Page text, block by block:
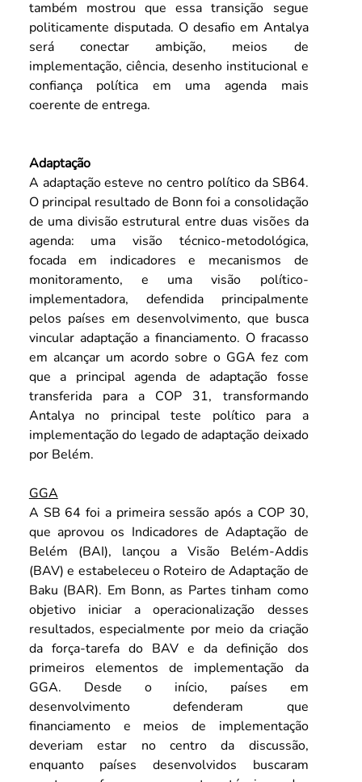
também mostrou que essa transição segue
politicamente disputada. O desafio em Antalya
será conectar ambição, meios de
implementação, ciência, desenho institucional e
confiança política em uma agenda mais
coerente de entrega.
Adaptação
A adaptação esteve no centro político da SB64.
O principal resultado de Bonn foi a consolidação
de uma divisão estrutural entre duas visões da
agenda: uma visão técnico-metodológica,
focada em indicadores e mecanismos de
monitoramento, e uma visão político-
implementadora, defendida principalmente
pelos países em desenvolvimento, que busca
vincular adaptação a financiamento. O fracasso
em alcançar um acordo sobre o GGA fez com
que a principal agenda de adaptação fosse
transferida para a COP 31, transformando
Antalya no principal teste político para a
implementação do legado de adaptação deixado
por Belém.
GGA
A SB 64 foi a primeira sessão após a COP 30,
que aprovou os Indicadores de Adaptação de
Belém (BAI), lançou a Visão Belém-Addis
(BAV) e estabeleceu o Roteiro de Adaptação de
Baku (BAR). Em Bonn, as Partes tinham como
objetivo iniciar a operacionalização desses
resultados, especialmente por meio da criação
da força-tarefa do BAV e da definição dos
primeiros elementos de implementação da
GGA. Desde o início, países em
desenvolvimento defenderam que
financiamento e meios de implementação
deveriam estar no centro da discussão,
enquanto países desenvolvidos buscaram